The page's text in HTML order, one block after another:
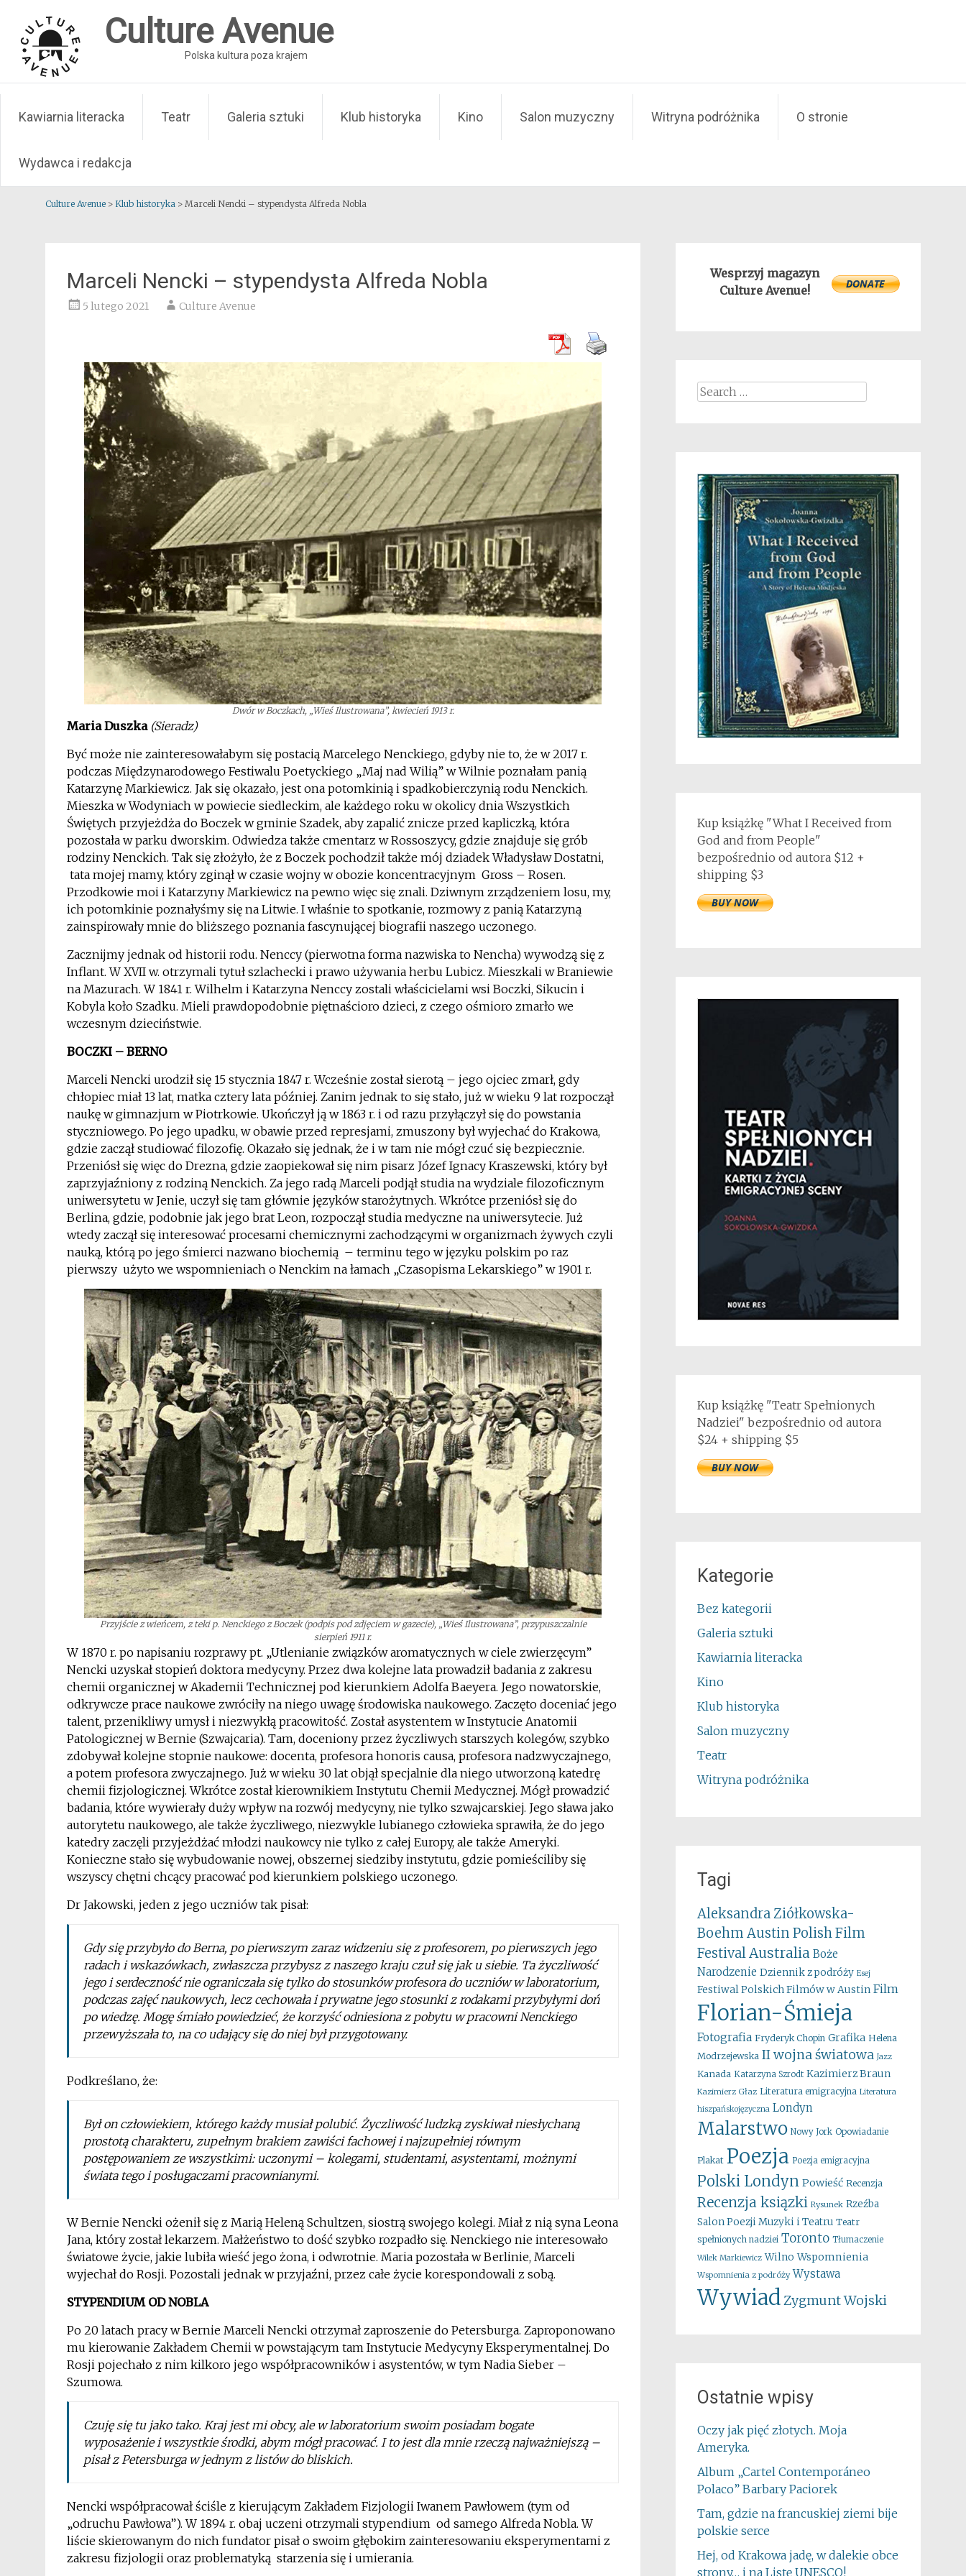
content
Culture Avenue
Polska kultura poza krajem
Kawiarnia literacka Teatr Galeria sztuki Klub historyka Kino Salon muzyczny Witryna podróżnika O stronie
Wydawca i redakcja
Culture Avenue > Klub historyka > Marceli Nencki – stypendysta Alfreda Nobla
Marceli Nencki – stypendysta Alfreda Nobla
5 lutego 2021 Culture Avenue
Dwór w Boczkach, „Wieś Ilustrowana”, kwiecień 1913 r.
Maria Duszka (Sieradz)
Być może nie zainteresowałabym się postacią Marcelego Nenckiego, gdyby nie to, że w 2017 r.
podczas Międzynarodowego Festiwalu Poetyckiego „Maj nad Wilią” w Wilnie poznałam panią
Katarzynę Markiewicz. Jak się okazało, jest ona potomkinią i spadkobierczynią rodu Nenckich.
Mieszka w Wodyniach w powiecie siedleckim, ale każdego roku w okolicy dnia Wszystkich
Świętych przyjeżdża do Boczek w gminie Szadek, aby zapalić znicze przed kapliczką, która
pozostała w parku dworskim. Odwiedza także cmentarz w Rossoszycy, gdzie znajduje się grób
rodziny Nenckich. Tak się złożyło, że z Boczek pochodził także mój dziadek Władysław Dostatni,
tata mojej mamy, który zginął w czasie wojny w obozie koncentracyjnym Gross – Rosen.
Przodkowie moi i Katarzyny Markiewicz na pewno więc się znali. Dziwnym zrządzeniem losu, my,
ich potomkinie poznałyśmy się na Litwie. I właśnie to spotkanie, rozmowy z panią Katarzyną
zainspirowały mnie do bliższego poznania fascynującej biografii naszego uczonego.
Zacznijmy jednak od historii rodu. Nenccy (pierwotna forma nazwiska to Nencha) wywodzą się z
Inflant. W XVII w. otrzymali tytuł szlachecki i prawo używania herbu Lubicz. Mieszkali w Braniewie
na Mazurach. W 1841 r. Wilhelm i Katarzyna Nenccy zostali właścicielami wsi Boczki, Sikucin i
Kobyla koło Szadku. Mieli prawdopodobnie piętnaścioro dzieci, z czego ośmioro zmarło we
wczesnym dzieciństwie.
BOCZKI – BERNO
Marceli Nencki urodził się 15 stycznia 1847 r. Wcześnie został sierotą – jego ojciec zmarł, gdy
chłopiec miał 13 lat, matka cztery lata później. Zanim jednak to się stało, już w wieku 9 lat rozpoczął
naukę w gimnazjum w Piotrkowie. Ukończył ją w 1863 r. i od razu przyłączył się do powstania
styczniowego. Po jego upadku, w obawie przed represjami, zmuszony był wyjechać do Krakowa,
gdzie zaczął studiować filozofię. Okazało się jednak, że i w tam nie mógł czuć się bezpiecznie.
Przeniósł się więc do Drezna, gdzie zaopiekował się nim pisarz Józef Ignacy Kraszewski, który był
zaprzyjaźniony z rodziną Nenckich. Za jego radą Marceli podjął studia na wydziale filozoficznym
uniwersytetu w Jenie, uczył się tam głównie języków starożytnych. Wkrótce przeniósł się do
Berlina, gdzie, podobnie jak jego brat Leon, rozpoczął studia medyczne na uniwersytecie. Już
wtedy zaczął się interesować procesami chemicznymi zachodzącymi w organizmach żywych czyli
nauką, którą po jego śmierci nazwano biochemią – terminu tego w języku polskim po raz
pierwszy użyto we wspomnieniach o Nenckim na łamach „Czasopisma Lekarskiego” w 1901 r.
Przyjście z wieńcem, z teki p. Nenckiego z Boczek (podpis pod zdjęciem w gazecie), „Wieś Ilustrowana”, przypuszczalnie
sierpień 1911 r.
W 1870 r. po napisaniu rozprawy pt. „Utlenianie związków aromatycznych w ciele zwierzęcym”
Nencki uzyskał stopień doktora medycyny. Przez dwa kolejne lata prowadził badania z zakresu
chemii organicznej w Akademii Technicznej pod kierunkiem Adolfa Baeyera. Jego nowatorskie,
odkrywcze prace naukowe zwróciły na niego uwagę środowiska naukowego. Zaczęto doceniać jego
talent, przenikliwy umysł i niezwykłą pracowitość. Został asystentem w Instytucie Anatomii
Patologicznej w Bernie (Szwajcaria). Tam, doceniony przez życzliwych starszych kolegów, szybko
zdobywał kolejne stopnie naukowe: docenta, profesora honoris causa, profesora nadzwyczajnego,
a potem profesora zwyczajnego. Już w wieku 30 lat objął specjalnie dla niego utworzoną katedrę
chemii fizjologicznej. Wkrótce został kierownikiem Instytutu Chemii Medycznej. Mógł prowadzić
badania, które wywierały duży wpływ na rozwój medycyny, nie tylko szwajcarskiej. Jego sława jako
autorytetu naukowego, ale także życzliwego, niezwykle lubianego człowieka sprawiła, że do jego
katedry zaczęli przyjeżdżać młodzi naukowcy nie tylko z całej Europy, ale także Ameryki.
Konieczne stało się wybudowanie nowej, obszernej siedziby instytutu, gdzie pomieściliby się
wszyscy chętni chcący pracować pod kierunkiem polskiego uczonego.
Dr Jakowski, jeden z jego uczniów tak pisał:
Gdy się przybyło do Berna, po pierwszym zaraz widzeniu się z profesorem, po pierwszych jego
radach i wskazówkach, zwłaszcza przybysz z naszego kraju czuł się jak u siebie. Ta życzliwość
jego i serdeczność nie ograniczała się tylko do stosunków profesora do uczniów w laboratorium,
podczas zajęć naukowych, lecz cechowała i prywatne jego stosunki z rodakami przybyłymi doń
po wiedzę. Mogę śmiało powiedzieć, że korzyść odniesiona z pobytu w pracowni Nenckiego
przewyższała to, na co udający się do niej był przygotowany.
Podkreślano, że:
Był on człowiekiem, którego każdy musiał polubić. Życzliwość ludzką zyskiwał niesłychaną
prostotą charakteru, zupełnym brakiem zawiści fachowej i najzupełniej równym
postępowaniem ze wszystkimi: uczonymi – kolegami, studentami, asystentami, możnymi
świata tego i posługaczami pracownianymi.
W Bernie Nencki ożenił się z Marią Heleną Schultzen, siostrą swojego kolegi. Miał z nią syna Leona
Jana, który został lekarzem. Małżeństwo to dość szybko rozpadło się. Nenckiego nie interesowało
światowe życie, jakie lubiła wieść jego żona, i odwrotnie. Maria pozostała w Berlinie, Marceli
wyjechał do Rosji. Pozostali jednak w przyjaźni, przez całe życie korespondowali z sobą.
STYPENDIUM OD NOBLA
Po 20 latach pracy w Bernie Marceli Nencki otrzymał zaproszenie do Petersburga. Zaproponowano
mu kierowanie Zakładem Chemii w powstającym tam Instytucie Medycyny Eksperymentalnej. Do
Rosji pojechało z nim kilkoro jego współpracowników i asystentów, w tym Nadia Sieber –
Szumowa.
Czuję się tu jako tako. Kraj jest mi obcy, ale w laboratorium swoim posiadam bogate
wyposażenie i wszystkie środki, abym mógł pracować. I to jest dla mnie rzeczą najważniejszą –
pisał z Petersburga w jednym z listów do bliskich.
Nencki współpracował ściśle z kierującym Zakładem Fizjologii Iwanem Pawłowem (tym od
„odruchu Pawłowa”). W 1894 r. obaj uczeni otrzymali stypendium od samego Alfreda Nobla. W
liście skierowanym do nich fundator pisał o swoim głębokim zainteresowaniu eksperymentami z
zakresu fizjologii oraz problematyką starzenia się i umierania.
Wesprzyj magazyn
Culture Avenue!
Search
Kup książkę "What I Received from
God and from People"
bezpośrednio od autora $12 +
shipping $3
Kup książkę "Teatr Spełnionych
Nadziei" bezpośrednio od autora
$24 + shipping $5
Kategorie
Bez kategorii
Galeria sztuki
Kawiarnia literacka
Kino
Klub historyka
Salon muzyczny
Teatr
Witryna podróżnika
Tagi
Aleksandra Ziółkowska-
Boehm Austin Polish Film
FestivalAustralia Boże
Narodzenie Dziennik z podróży Esej
Festiwal Polskich Filmów w Austin Film
Florian-Śmieja
Fotografia Fryderyk Chopin Grafika Helena
Modrzejewska II wojna światowa Jazz
Kanada Katarzyna Szrodt Kazimierz Braun
Kazimierz Głaz Literatura emigracyjna Literatura
hiszpańskojęzyczna Londyn
Malarstwo Nowy Jork Opowiadanie
Plakat Poezja Poezja emigracyjna
Polski Londyn Powieść Recenzja
Recenzja ksiązki Rysunek Rzeźba
Salon Poezji Muzyki i Teatru Teatr
spełnionych nadziei Toronto Tłumaczenie
Wilek Markiewicz Wilno Wspomnienia
Wspomnienia z podróży Wystawa
WywiadZygmunt Wojski
Ostatnie wpisy
Oczy jak pięć złotych. Moja
Ameryka.
Album „Cartel Contemporáneo
Polaco” Barbary Paciorek
Tam, gdzie na francuskiej ziemi bije
polskie serce
Hej, od Krakowa jadę, w dalekie obce
strony… i na Listę UNESCO!